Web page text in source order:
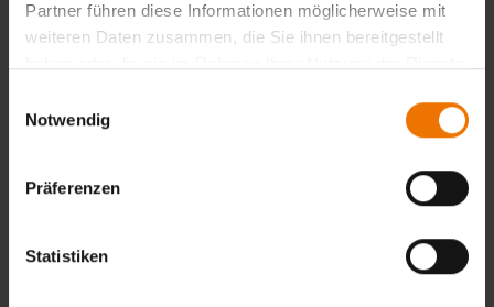
Partner führen diese Informationen möglicherweise mit
weiteren Daten zusammen, die Sie ihnen bereitgestellt
Notwendig
Präferenzen
Statistiken
Ihre Auswahl
Kosten
mehrwertsteuerfrei)